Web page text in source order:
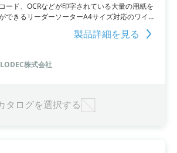
ード、OCRなどが印字されている大量の用紙を
できるリーダーソーターA4サイズ対応のワイド
しました。最大A4サイズを通紙可能であり、最
を持ちます。最大8タワーまで連結が可能で、1
操作やPCを使用せずに先着順での自動仕分けが
、A4用紙/伝票の仕分け作業の負担軽減と人に
製品詳細を見る
株式会社
タログを選択する